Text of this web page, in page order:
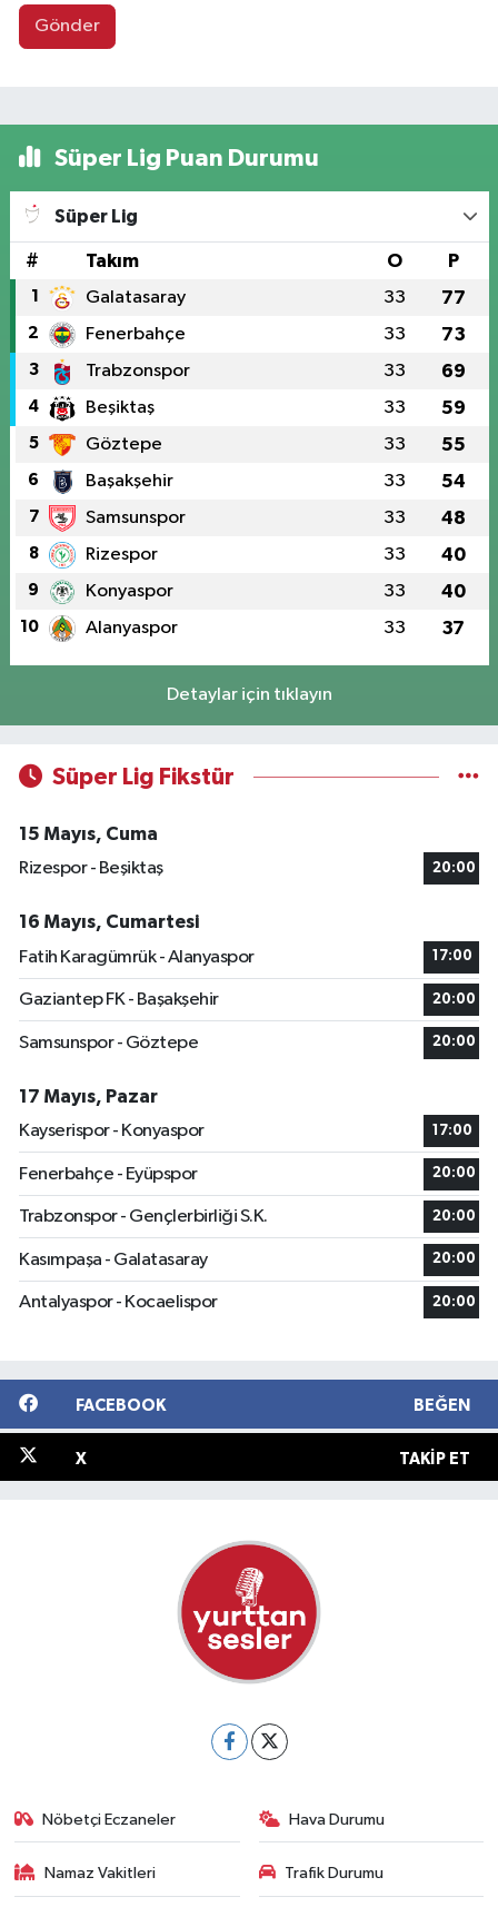
Gönder
Süper Lig Puan Durumu
Süper Lig
# Takım O P
1 Galatasaray 33 77
2 Fenerbahçe 33 73
3 Trabzonspor 33 69
4 Beşiktaş 33 59
5 Göztepe 33 55
6 Başakşehir 33 54
7 Samsunspor 33 48
8 Rizespor 33 40
9 Konyaspor 33 40
10 Alanyaspor 33 37
Detaylar için tıklayın
Süper Lig Fikstür
15 Mayıs, Cuma
Rizespor - Beşiktaş
20:00
16 Mayıs, Cumartesi
Fatih Karagümrük - Alanyaspor
17:00
Gaziantep FK - Başakşehir 20:00
Samsunspor - Göztepe 20:00
17 Mayıs, Pazar
Kayserispor - Konyaspor
17:00
Fenerbahçe - Eyüpspor 20:00
Trabzonspor - Gençlerbirliği S.K. 20:00
Kasımpaşa - Galatasaray 20:00
Antalyaspor - Kocaelispor 20:00
FACEBOOK BEĞEN
X TAKIP ET
Nöbetçi Eczaneler Hava Durumu
Namaz Vakitleri Trafik Durumu